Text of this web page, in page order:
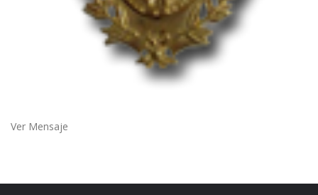
Ver Mensaje